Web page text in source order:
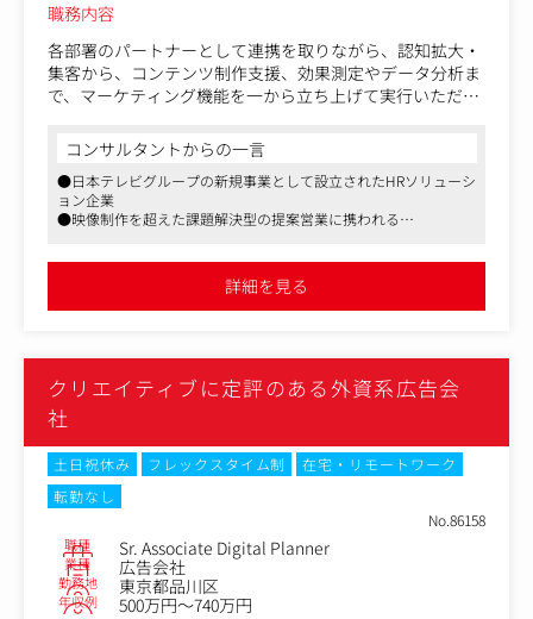
も携わっていただきます。
「広告運用担当」「EC担当者」の枠を超え、事業づくりに
挑戦したい方を歓迎します。
職務内容
各部署のパートナーとして連携を取りながら、認知拡大・
集客から、コンテンツ制作支援、効果測定やデータ分析ま
で、マーケティング機能を一から立ち上げて実行いただき
【具体的な業務】
・同社サービスの認知拡大、ブランディング、集客施策の
企画～実行
・ウェビナー・イベントのプロモーション立案・実施
・SNSコンテンツ等の制作・運用
・施策の効果測定・データ分析・改善提案
コンサルタントからの一言
●日本テレビグループの新規事業として設立されたHRソリューシ
ョン企業
●映像制作を超えた課題解決型の提案営業に携われる
●映像制作やHR領域の知識を活かし、企業成長を支援するやりが
詳細を見る
クリエイティブに定評のある外資系広告会
社
土日祝休み フレックスタイム制
在宅・リモートワーク
転勤なし
No.86158
職種 Sr. Associate Digital Planner
業種 広告会社
勤務地 東京都品川区
年収例
500万円～740万円